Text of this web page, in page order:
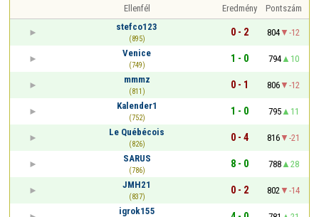
Ellenfél Eredmény
Pontszám
stefco123
(895)
0 - 2 804
-12
Venice
(749)
1 - 0 794
10
mmmz
(811)
0 - 1 806
-12
Kalender1
(752)
1 - 0 795
11
Le Québécois
(826)
0 - 4 816
-21
SARUS
(786)
8 - 0 788
28
JMH21
(837)
0 - 2 802
-14
igrok155